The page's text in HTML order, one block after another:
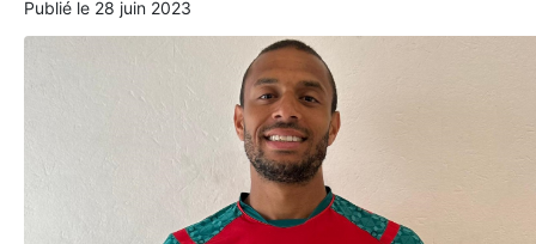
Publié le 28 juin 2023